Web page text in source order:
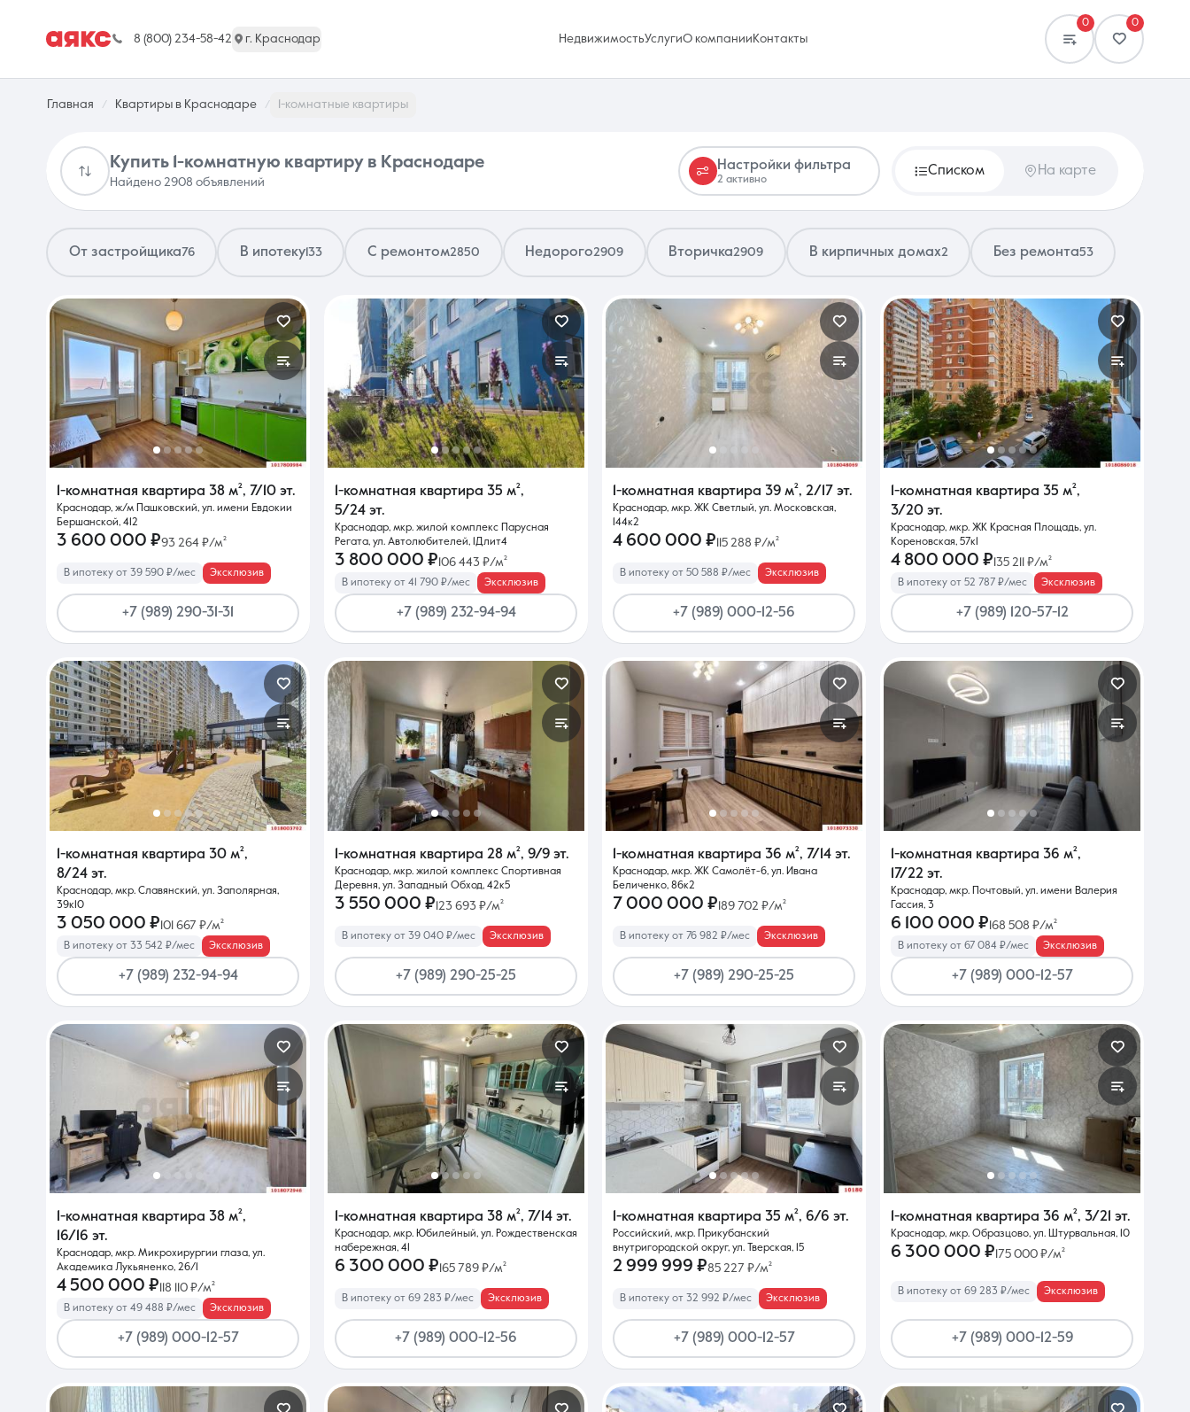
8 (800) 234-58-42 г. Краснодар НедвижимостьУслугиО компании Контакты
0 0
Избранное Сравнение
Недвижимость Услуги
О компании Контакты
8 (861) 297-00-00
Ежедневно с 08:30 до 20:00
Главная Квартиры в Краснодаре 1-комнатные квартиры
Купить 1-комнатную квартиру в Краснодаре
Найдено 2908 объявлений
Настройки фильтра
2 активно
Списком На карте
От застройщика76 В ипотеку133 С ремонтом2850 Недорого2909 Вторичка2909 В кирпичных домах2 Без ремонта53
1-комнатная квартира 38 м², 7/10 эт.
Краснодар, ж/м Пашковский, ул. имени Евдокии
Бершанской, 412
3 600 000 ₽93 264 ₽/м²
В ипотеку от 39 590 ₽/мес Эксклюзив
+7 (989) 290-31-31
1-комнатная квартира 35 м²,
5/24 эт.
Краснодар, мкр. жилой комплекс Парусная
Регата, ул. Автолюбителей, 1Длит4
3 800 000 ₽ 106 443 ₽/м²
В ипотеку от 41 790 ₽/мес Эксклюзив
+7 (989) 232-94-94
1-комнатная квартира 39 м², 2/17 эт.
Краснодар, мкр. ЖК Светлый, ул. Московская,
144к2
4 600 000 ₽ 115 288 ₽/м²
В ипотеку от 50 588 ₽/мес Эксклюзив
+7 (989) 000-12-56
1-комнатная квартира 35 м²,
3/20 эт.
Краснодар, мкр. ЖК Красная Площадь, ул.
Кореновская, 57к1
4 800 000 ₽ 135 211 ₽/м²
В ипотеку от 52 787 ₽/мес Эксклюзив
+7 (989) 120-57-12
1-комнатная квартира 30 м²,
8/24 эт.
Краснодар, мкр. Славянский, ул. Заполярная,
39к10
3 050 000 ₽101 667 ₽/м²
В ипотеку от 33 542 ₽/мес Эксклюзив
+7 (989) 232-94-94
1-комнатная квартира 28 м², 9/9 эт.
Краснодар, мкр. жилой комплекс Спортивная
Деревня, ул. Западный Обход, 42к5
3 550 000 ₽123 693 ₽/м²
В ипотеку от 39 040 ₽/мес Эксклюзив
+7 (989) 290-25-25
1-комнатная квартира 36 м², 7/14 эт.
Краснодар, мкр. ЖК Самолёт-6, ул. Ивана
Беличенко, 86к2
7 000 000 ₽189 702 ₽/м²
В ипотеку от 76 982 ₽/мес Эксклюзив
+7 (989) 290-25-25
1-комнатная квартира 36 м²,
17/22 эт.
Краснодар, мкр. Почтовый, ул. имени Валерия
Гассия, 3
6 100 000 ₽168 508 ₽/м²
В ипотеку от 67 084 ₽/мес Эксклюзив
+7 (989) 000-12-57
1-комнатная квартира 38 м²,
16/16 эт.
Краснодар, мкр. Микрохирургии глаза, ул.
Академика Лукьяненко, 26/1
4 500 000 ₽ 118 110 ₽/м²
В ипотеку от 49 488 ₽/мес Эксклюзив
+7 (989) 000-12-57
1-комнатная квартира 38 м², 7/14 эт.
Краснодар, мкр. Юбилейный, ул. Рождественская
набережная, 41
6 300 000 ₽ 165 789 ₽/м²
В ипотеку от 69 283 ₽/мес Эксклюзив
+7 (989) 000-12-56
1-комнатная квартира 35 м², 6/6 эт.
Российский, мкр. Прикубанский
внутригородской округ, ул. Тверская, 15
2 999 999 ₽85 227 ₽/м²
В ипотеку от 32 992 ₽/мес Эксклюзив
+7 (989) 000-12-57
1-комнатная квартира 36 м², 3/21 эт.
Краснодар, мкр. Образцово, ул. Штурвальная, 10
6 300 000 ₽ 175 000 ₽/м²
В ипотеку от 69 283 ₽/мес Эксклюзив
+7 (989) 000-12-59